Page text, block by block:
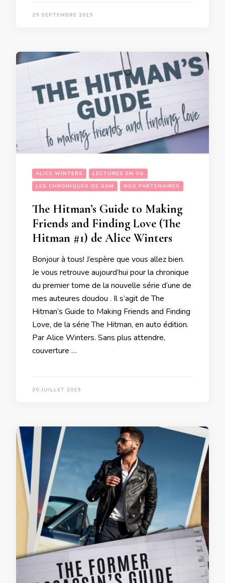
29 SEPTEMBRE 2019
ALICE WINTERS
LECTURES EN VO
LES CHRONIQUES DE SAM
NOS PARTENAIRES
The Hitman’s Guide to Making
Friends and Finding Love (The
Hitman #1) de Alice Winters
Bonjour à tous! J’espère que vous allez bien.
Je vous retrouve aujourd’hui pour la chronique
du premier tome de la nouvelle série d’une de
mes auteures doudou . Il s’agit de The
Hitman’s Guide to Making Friends and Finding
Love, de la série The Hitman, en auto édition.
Par Alice Winters. Sans plus attendre,
couverture …
30 JUILLET 2019